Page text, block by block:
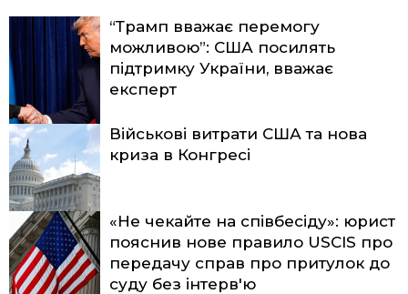
“Трамп вважає перемогу
можливою”: США посилять
підтримку України, вважає
експерт
Військові витрати США та нова
криза в Конгресі
«Не чекайте на співбесіду»: юрист
пояснив нове правило USCIS про
передачу справ про притулок до
суду без інтерв'ю